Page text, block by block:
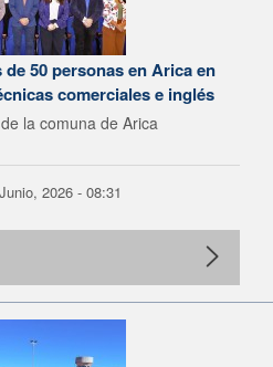
50 personas en Arica en
comerciales e inglés
la comuna de Arica
2026 - 08:31